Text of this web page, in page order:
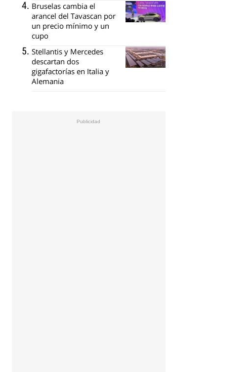
Bruselas cambia el
arancel del Tavascan por
un precio mínimo y un
cupo
Stellantis y Mercedes
descartan dos
gigafactorías en Italia y
Alemania